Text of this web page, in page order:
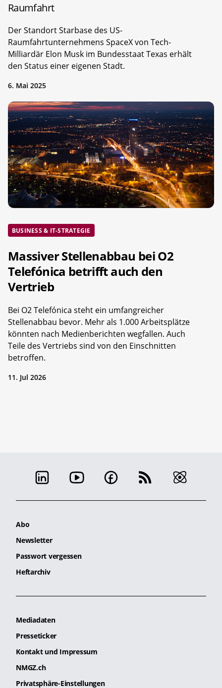
Raumfahrt
Der Standort Starbase des US-
Raumfahrtunternehmens SpaceX von Tech-
Milliardär Elon Musk im Bundesstaat Texas erhält
den Status einer eigenen Stadt.
6. Mai 2025
BUSINESS & IT-STRATEGIE
Massiver Stellenabbau bei O2
Telefónica betrifft auch den
Vertrieb
Bei O2 Telefónica steht ein umfangreicher
Stellenabbau bevor. Mehr als 1.000 Arbeitsplätze
könnten nach Medienberichten wegfallen. Auch
Teile des Vertriebs sind von den Einschnitten
betroffen.
11. Jul 2026
Abo
Newsletter
Passwort vergessen
Heftarchiv
Mediadaten
Presseticker
Kontakt und Impressum
NMGZ.ch
Privatsphäre-Einstellungen